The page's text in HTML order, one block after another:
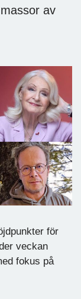
av
för
veckan
fokus på